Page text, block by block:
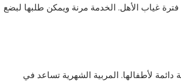
فترة غياب الأهل. الخدمة مرنة ويمكن طلبها لبضع
دائمة لأطفالها. المربية الشهرية تساعد في